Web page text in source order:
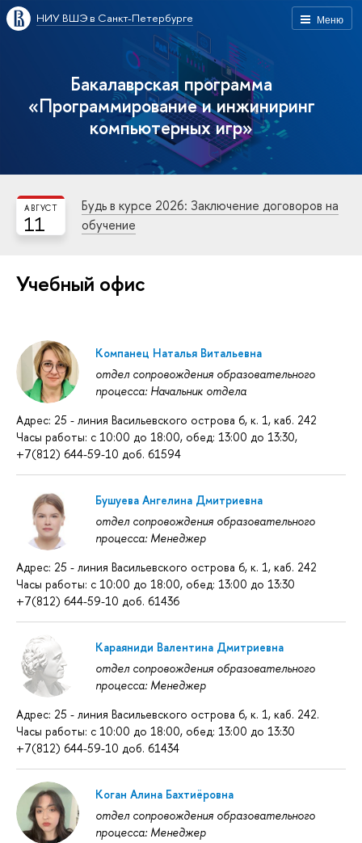
Меню
НИУ ВШЭ в Санкт-Петербурге
Бакалаврская программа
«Программирование и инжиниринг
компьютерных игр»
11
АВГУСТ
Будь в курсе 2026: Заключение договоров на
обучение
Учебный офис
Компанец Наталья Витальевна
отдел сопровождения образовательного
процесса: Начальник отдела
Адрес: 25 - линия Васильевского острова 6, к. 1, каб. 242
Часы работы: с 10:00 до 18:00, обед: 13:00 до 13:30,
+7(812) 644-59-10 доб. 61594
Бушуева Ангелина Дмитриевна
отдел сопровождения образовательного
процесса: Менеджер
Адрес: 25 - линия Васильевского острова 6, к. 1, каб. 242
Часы работы: с 10:00 до 18:00, обед: 13:00 до 13:30
+7(812) 644-59-10 доб. 61436
Караяниди Валентина Дмитриевна
отдел сопровождения образовательного
процесса: Менеджер
Адрес: 25 - линия Васильевского острова 6, к. 1, каб. 242.
Часы работы: с 10:00 до 18:00, обед: 13:00 до 13:30
+7(812) 644-59-10 доб. 61434
Коган Алина Бахтиёровна
отдел сопровождения образовательного
процесса: Менеджер